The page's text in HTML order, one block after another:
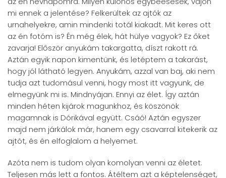
mi ennek a jelentése? Felkerültek az ajtók az
urnahelyekre, amin mindenki totál kiakadt. Mit keres ott
az én fotóm is? Én még élek, hát hülye vagyok? Ez őket
zavarja! Először anyukám takargatta, díszt rakott rá.
Aztán egyik napon kimentünk, és letéptem a takarást,
hogy jól látható legyen. Anyukám, azzal van baj, aki nem
tudja azt tudomásul venni, hogy most itt vagyunk, de
elmegyünk mi is. Mindnyájan. Ennyi az élet. Így aztán
minden héten kijárok magunkhoz, és köszönök
magamnak is Dórikával együtt. Csáó! Aztán egyszer
majd nem járkálok már, hanem egy csavarral kitekerik az
ajtót, és én elfoglalom a helyemet.
Azóta nem is tudom olyan komolyan venni az életet.
Teljesen más lett a fontos. Átéltem azt a képtelenséget,